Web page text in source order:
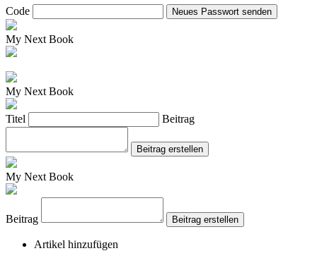
Code Neues Passwort senden
My Next Book
My Next Book
Titel Beitrag
Beitrag erstellen
My Next Book
Beitrag Beitrag erstellen
Artikel hinzufügen